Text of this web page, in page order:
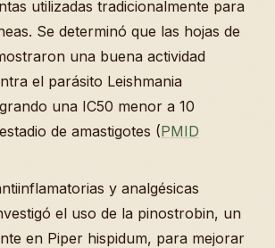
utilizadas tradicionalmente para
Se determinó que las hojas de
una buena actividad
el parásito Leishmania
una IC50 menor a 10
de amastigotes (PMID
y analgésicas
el uso de la pinostrobin, un
en Piper hispidum, para mejorar